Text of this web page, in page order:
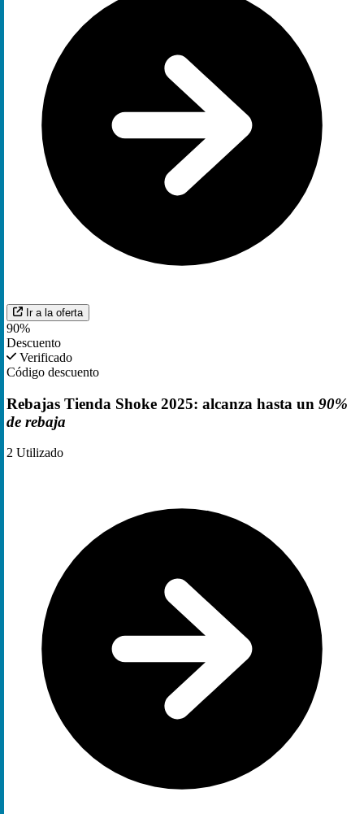
Ir a la oferta
90%
Descuento
Verificado
Código descuento
Rebajas Tienda Shoke 2025: alcanza hasta un 90%
de rebaja
2 Utilizado